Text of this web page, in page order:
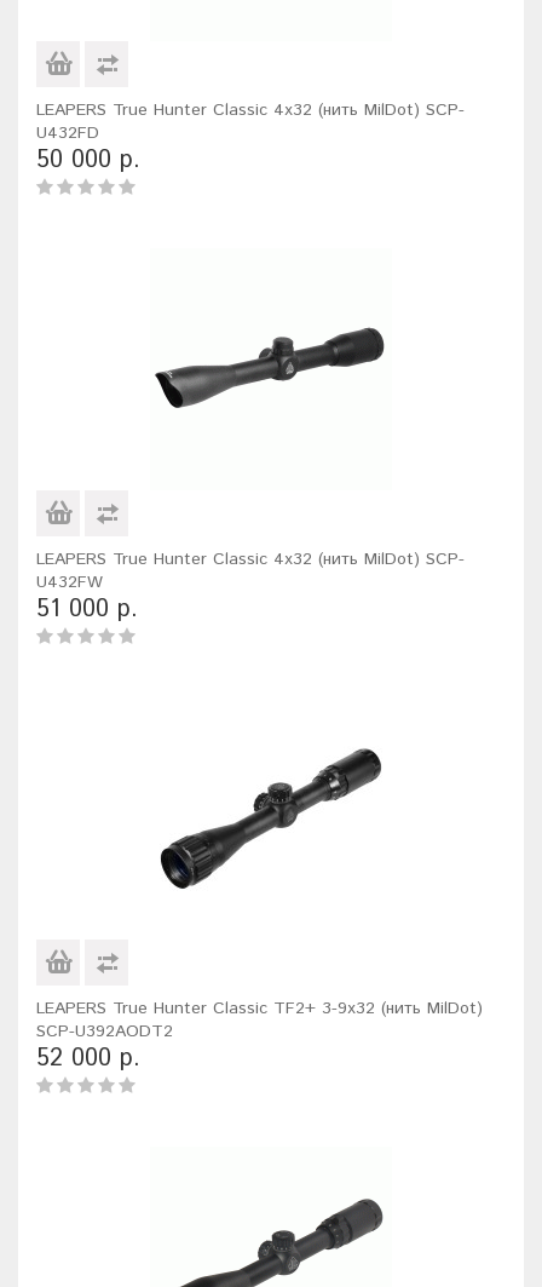
LEAPERS True Hunter Classic 4x32 (нить MilDot) SCP-
U432FD
50 000 р.
LEAPERS True Hunter Classic 4x32 (нить MilDot) SCP-
U432FW
51 000 р.
LEAPERS True Hunter Classic TF2+ 3-9x32 (нить MilDot)
SCP-U392AODT2
52 000 р.